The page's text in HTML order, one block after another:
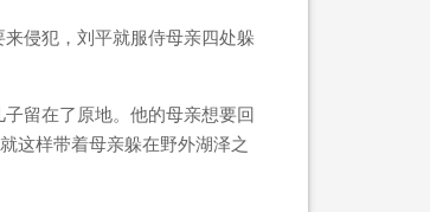
侵犯，刘平就服侍母亲四处躲
留在了原地。他的母亲想要回
这样带着母亲躲在野外湖泽之